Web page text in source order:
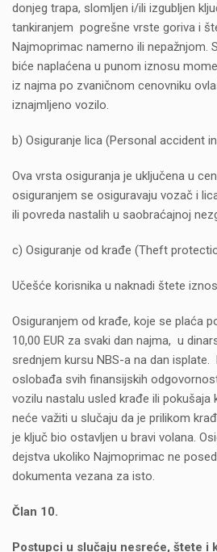
donjeg trapa, slomljen i/ili izgubljen
tankiranjem pogrešne vrste goriva i
Najmoprimac namerno ili nepažnjom.
biće naplaćena u punom iznosu
iz najma po zvaničnom cenovniku
iznajmljeno vozilo.
b) Osiguranje lica (Personal accident
Ova vrsta osiguranja je uključena u
osiguranjem se osiguravaju vozač i
ili povreda nastalih u saobraćajnoj
c) Osiguranje od krađe (Theft
Učešće korisnika u naknadi štete
Osiguranjem od krađe, koje se plaća
10,00 EUR za svaki dan najma, u
srednjem kursu NBS-a na dan
oslobađa svih finansijskih
vozilu nastalu usled krađe ili pokušaja
neće važiti u slučaju da je prilikom
je ključ bio ostavljen u bravi volana.
dejstva ukoliko Najmoprimac ne
dokumenta vezana za isto.
Član 10.
Postupci u slučaju nesreće, štete i